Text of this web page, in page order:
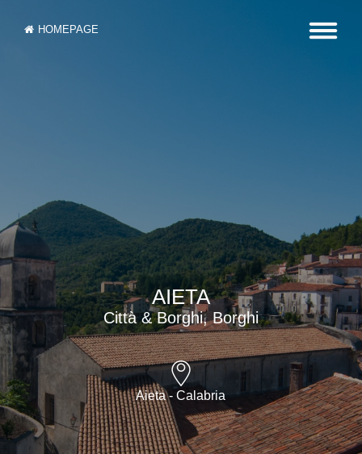
HOMEPAGE
AIETA
Città & Borghi, Borghi
Aieta - Calabria